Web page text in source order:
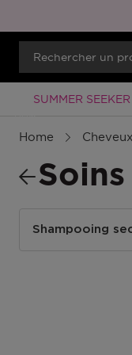
Promotion À
SUMMER SEEKER
Home Cheveux
Soins
Shampooing